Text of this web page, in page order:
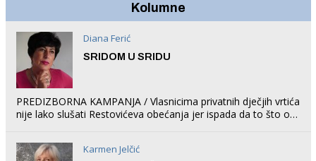
Kolumne
Diana Ferić
SRIDOM U SRIDU
PREDIZBORNA KAMPANJA / Vlasnicima privatnih dječjih vrtića
nije lako slušati Restovićeva obećanja jer ispada da to što oni
Karmen Jelčić